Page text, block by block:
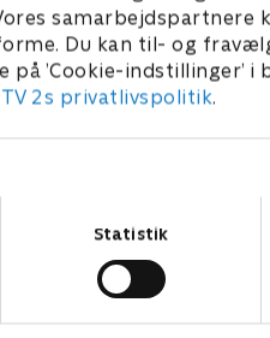
samarbejdspartnere
Du kan til- og
’Cookie-indstillinger’ i
TV 2s privatlivspolitik.
Statistik